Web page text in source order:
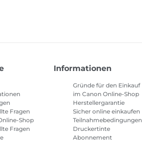
Fragen
Shop
Fragen
Informationen
Gründe für den Einkauf
im Canon Online-Shop
Herstellergarantie
Sicher online einkaufen
Teilnahmebedingungen
Druckertinte
Abonnement